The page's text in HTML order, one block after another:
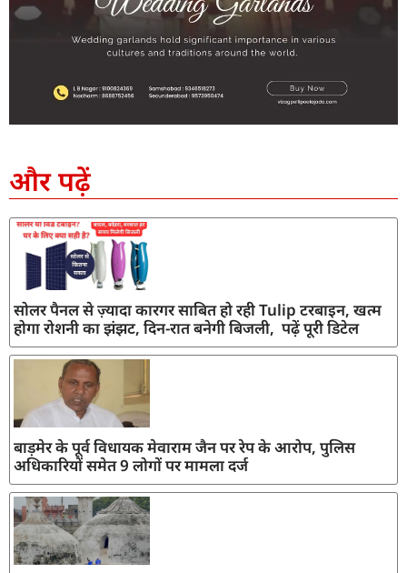
और पढ़ें
सोलर पैनल से ज़्यादा कारगर साबित हो रही Tulip टरबाइन, खत्म
होगा रोशनी का झंझट, दिन-रात बनेगी बिजली, पढ़ें पूरी डिटेल
बाड़मेर के पूर्व विधायक मेवाराम जैन पर रेप के आरोप, पुलिस
अधिकारियों समेत 9 लोगों पर मामला दर्ज